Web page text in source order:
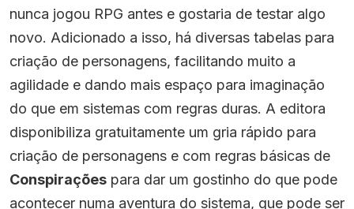
nunca jogou RPG antes e gostaria de testar algo
novo. Adicionado a isso, há diversas tabelas para
criação de personagens, facilitando muito a
agilidade e dando mais espaço para imaginação
do que em sistemas com regras duras. A editora
disponibiliza gratuitamente um gria rápido para
criação de personagens e com regras básicas de
Conspirações para dar um gostinho do que pode
acontecer numa aventura do sistema, que pode ser